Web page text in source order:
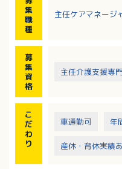
集
職
種
主任ケアマネージ
募
集
資
格
主任介護支援専
こ
だ
わ
り
車通勤可 年
産休・育休実績